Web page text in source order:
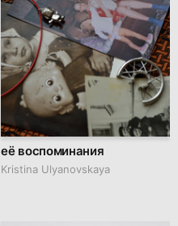
её воспоминания
Kristina Ulyanovskaya